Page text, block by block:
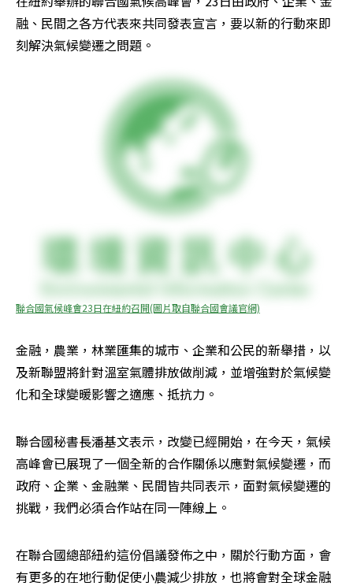
融、民間之各方代表來共同發表宣言，要以新的行動來即
刻解決氣候變遷之問題。
聯合國氣候峰會23日在紐約召開(圖片取自聯合國會議官網)
金融，農業，林業匯集的城市、企業和公民的新舉措，以
及新聯盟將針對溫室氣體排放做削減，並增強對於氣候變
化和全球變暖影響之適應、抵抗力。
聯合國秘書長潘基文表示，改變已經開始，在今天，氣候
高峰會已展現了一個全新的合作關係以應對氣候變遷，而
政府、企業、金融業、民間皆共同表示，面對氣候變遷的
挑戰，我們必須合作站在同一陣線上。
在聯合國總部紐約這份倡議發佈之中，關於行動方面，會
有更多的在地行動促使小農減少排放，也將會對全球金融